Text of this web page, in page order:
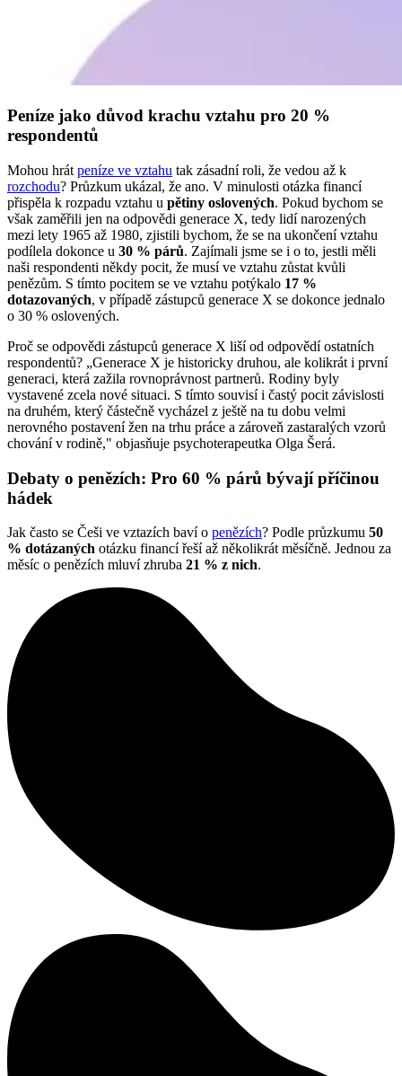
Peníze jako důvod krachu vztahu pro 20 %
respondentů
Mohou hrát peníze ve vztahu tak zásadní roli, že vedou až k
rozchodu? Průzkum ukázal, že ano. V minulosti otázka financí
přispěla k rozpadu vztahu u pětiny oslovených. Pokud bychom se
však zaměřili jen na odpovědi generace X, tedy lidí narozených
mezi lety 1965 až 1980, zjistili bychom, že se na ukončení vztahu
podílela dokonce u 30 % párů. Zajímali jsme se i o to, jestli měli
naši respondenti někdy pocit, že musí ve vztahu zůstat kvůli
penězům. S tímto pocitem se ve vztahu potýkalo 17 %
dotazovaných, v případě zástupců generace X se dokonce jednalo
o 30 % oslovených.
Proč se odpovědi zástupců generace X liší od odpovědí ostatních
respondentů? „Generace X je historicky druhou, ale kolikrát i první
generaci, která zažila rovnoprávnost partnerů. Rodiny byly
vystavené zcela nové situaci. S tímto souvisí i častý pocit závislosti
na druhém, který částečně vycházel z ještě na tu dobu velmi
nerovného postavení žen na trhu práce a zároveň zastaralých vzorů
chování v rodině," objasňuje psychoterapeutka Olga Šerá.
Debaty o penězích: Pro 60 % párů bývají příčinou
hádek
Jak často se Češi ve vztazích baví o penězích? Podle průzkumu 50
% dotázaných otázku financí řeší až několikrát měsíčně. Jednou za
měsíc o penězích mluví zhruba 21 % z nich.